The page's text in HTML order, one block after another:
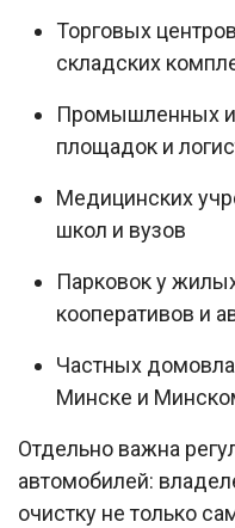
Торговых
складских
Промышленных
площадок и
Медицинских
школ и вузов
Парковок у
кооперативов и
Частных
Минске и
Отдельно важна
автомобилей:
очистку не только